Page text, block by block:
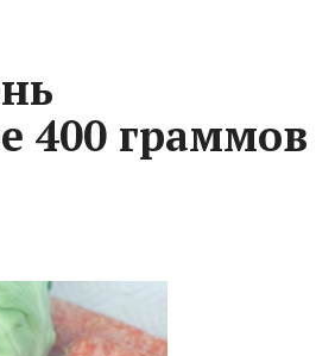
400 граммов